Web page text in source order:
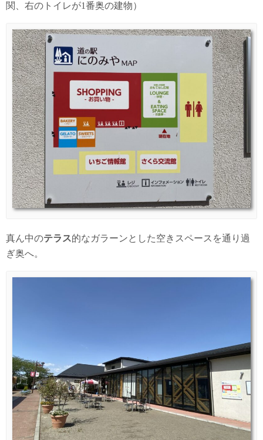
関、右のトイレが1番奥の建物）
真ん中のテラス的なガラーンとした空きスペースを通り過
ぎ奥へ。